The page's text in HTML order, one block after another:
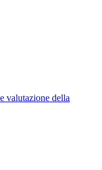
valutazione della